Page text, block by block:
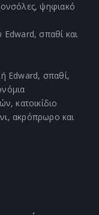
ψηφιακό
Edward, σπαθί και
Edward, σπαθί,
κατοικίδιο
ακρόπρωρο και